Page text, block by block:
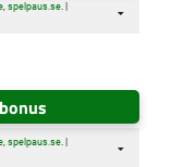
, spelpaus.se. |
, spelpaus.se. |